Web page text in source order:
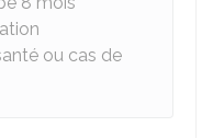
ou cas de